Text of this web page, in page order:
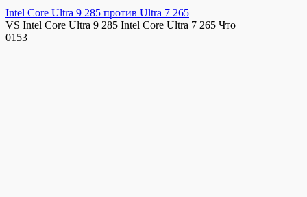
Intel Core Ultra 9 285 против Ultra 7 265
VS Intel Core Ultra 9 285 Intel Core Ultra 7 265 Что
0153